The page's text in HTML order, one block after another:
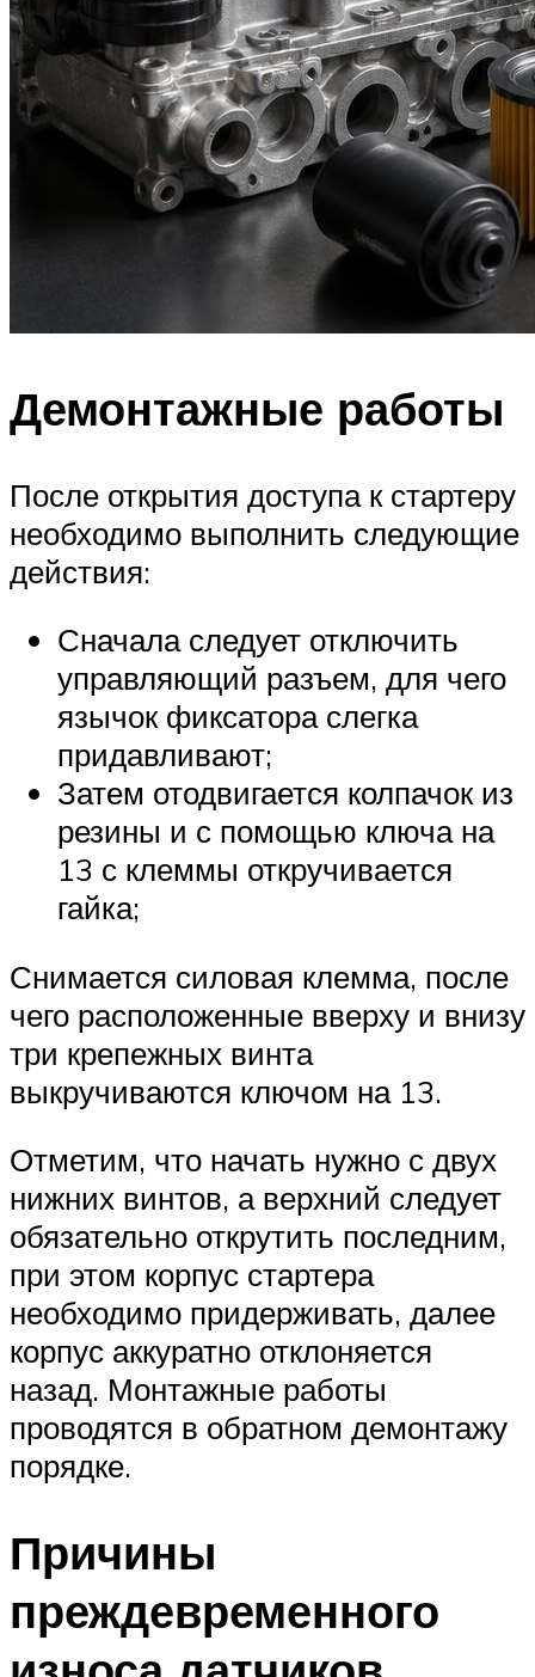
Демонтажные работы
После открытия доступа к стартеру
необходимо выполнить следующие
действия:
Сначала следует отключить
управляющий разъем, для чего
язычок фиксатора слегка
придавливают;
Затем отодвигается колпачок из
резины и с помощью ключа на
13 с клеммы откручивается
гайка;
Снимается силовая клемма, после
чего расположенные вверху и внизу
три крепежных винта
выкручиваются ключом на 13.
Отметим, что начать нужно с двух
нижних винтов, а верхний следует
обязательно открутить последним,
при этом корпус стартера
необходимо придерживать, далее
корпус аккуратно отклоняется
назад. Монтажные работы
проводятся в обратном демонтажу
порядке.
Причины
преждевременного